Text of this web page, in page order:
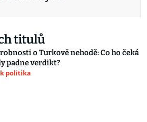
titulů
o Turkově nehodě: Co ho čeká
padne verdikt?
politika